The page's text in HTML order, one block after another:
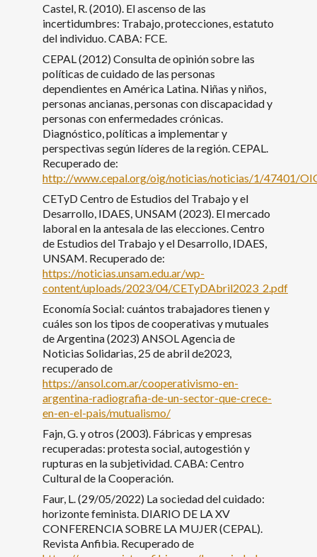
Castel, R. (2010). El ascenso de las
incertidumbres: Trabajo, protecciones, estatuto
del individuo. CABA: FCE.
CEPAL (2012) Consulta de opinión sobre las
políticas de cuidado de las personas
dependientes en América Latina. Niñas y niños,
personas ancianas, personas con discapacidad y
personas con enfermedades crónicas.
Diagnóstico, políticas a implementar y
perspectivas según líderes de la región. CEPAL.
Recuperado de:
http://www.cepal.org/oig/noticias/noticias/1/47401/
CETyD Centro de Estudios del Trabajo y el
Desarrollo, IDAES, UNSAM (2023). El mercado
laboral en la antesala de las elecciones. Centro
de Estudios del Trabajo y el Desarrollo, IDAES,
UNSAM. Recuperado de:
https://noticias.unsam.edu.ar/wp-
content/uploads/2023/04/CETyDAbril2023_2.pdf
Economía Social: cuántos trabajadores tienen y
cuáles son los tipos de cooperativas y mutuales
de Argentina (2023) ANSOL Agencia de
Noticias Solidarias, 25 de abril de2023,
recuperado de
https://ansol.com.ar/cooperativismo-en-
argentina-radiografia-de-un-sector-que-crece-
en-en-el-pais/mutualismo/
Fajn, G. y otros (2003). Fábricas y empresas
recuperadas: protesta social, autogestión y
rupturas en la subjetividad. CABA: Centro
Cultural de la Cooperación.
Faur, L. (29/05/2022) La sociedad del cuidado:
horizonte feminista. DIARIO DE LA XV
CONFERENCIA SOBRE LA MUJER (CEPAL).
Revista Anfibia. Recuperado de